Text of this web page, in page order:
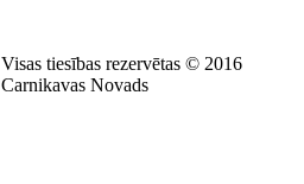
Visas tiesības rezervētas © 2016
Carnikavas Novads